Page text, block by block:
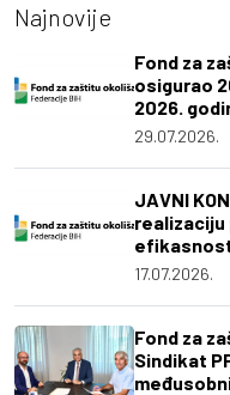
Najnovije
Fond za
osigurao
2026.
29.07.2026.
JAVNI
17.07.2026.
Fond za
Sindikat